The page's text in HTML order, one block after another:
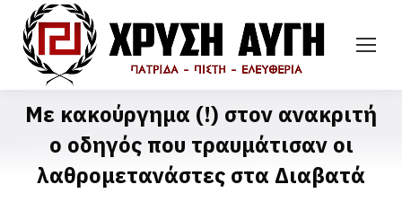
Με κακούργημα (!) στον ανακριτή
ο οδηγός που τραυμάτισαν οι
λαθρομετανάστες στα Διαβατά